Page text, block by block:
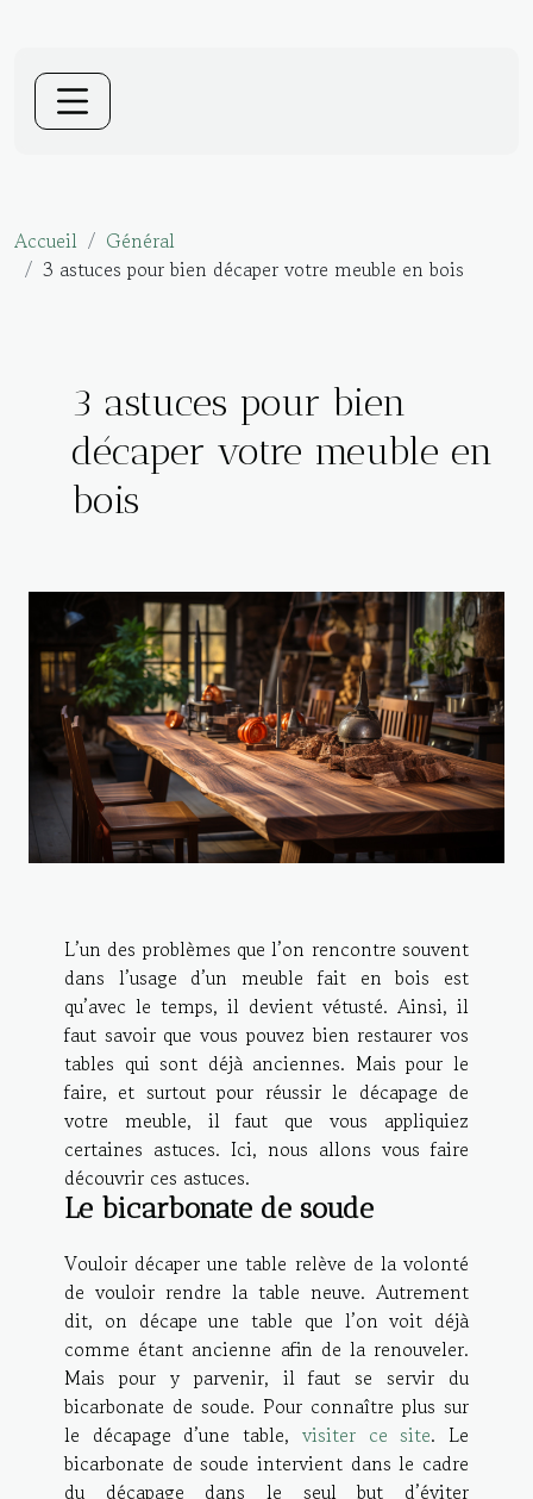
Accueil
Général
3 astuces pour bien décaper votre meuble en bois
3 astuces pour bien
décaper votre meuble en
bois
L’un des problèmes que l’on rencontre souvent
dans l’usage d’un meuble fait en bois est
qu’avec le temps, il devient vétusté. Ainsi, il
faut savoir que vous pouvez bien restaurer vos
tables qui sont déjà anciennes. Mais pour le
faire, et surtout pour réussir le décapage de
votre meuble, il faut que vous appliquiez
certaines astuces. Ici, nous allons vous faire
découvrir ces astuces.
Le bicarbonate de soude
Vouloir décaper une table relève de la volonté
de vouloir rendre la table neuve. Autrement
dit, on décape une table que l’on voit déjà
comme étant ancienne afin de la renouveler.
Mais pour y parvenir, il faut se servir du
bicarbonate de soude. Pour connaître plus sur
le décapage d’une table, visiter ce site. Le
bicarbonate de soude intervient dans le cadre
du décapage dans le seul but d’éviter